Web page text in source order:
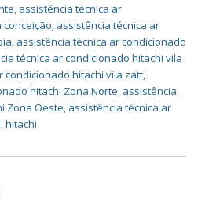
, assistência técnica ar
, assistência técnica ar
, assistência técnica ar condicionado
técnica ar condicionado hitachi vila
condicionado hitachi vila zatt,
hitachi Zona Norte, assistência
Zona Oeste, assistência técnica ar
,hitachi